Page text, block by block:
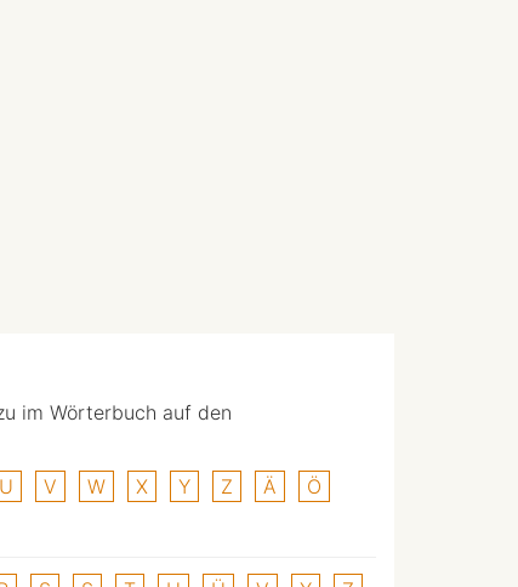
im Wörterbuch auf den
U V W X Y Z Ä
Ö